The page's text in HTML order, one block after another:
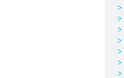
>
>
>
>
>
>
>